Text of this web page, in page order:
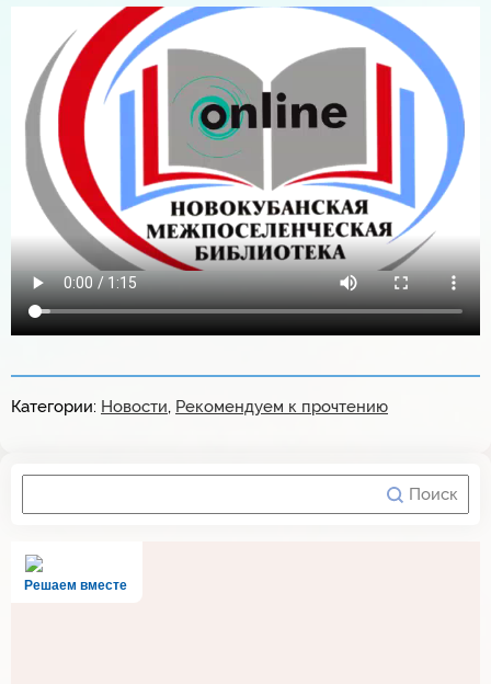
Категории: Новости, Рекомендуем к прочтению
Решаем вместе